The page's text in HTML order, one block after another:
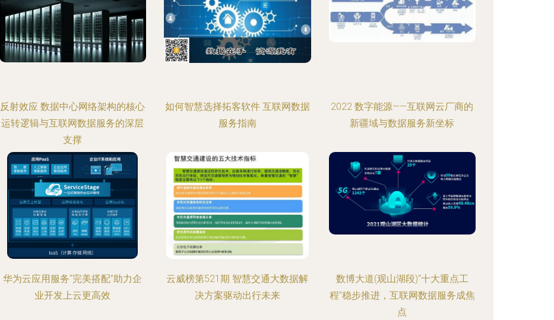
反射效应 数据中心网络架构的核心
运转逻辑与互联网数据服务的深层
支撑
如何智慧选择拓客软件 互联网数据
服务指南
2022 数字能源——互联网云厂商的
新疆域与数据服务新坐标
华为云应用服务“完美搭配”助力企
业开发上云更高效
云威榜第521期 智慧交通大数据解
决方案驱动出行未来
数博大道(观山湖段)“十大重点工
程”稳步推进，互联网数据服务成焦
点